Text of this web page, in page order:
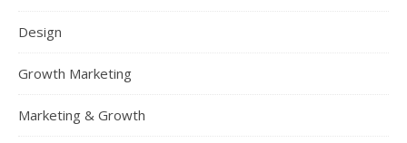
Design
Growth Marketing
Marketing & Growth